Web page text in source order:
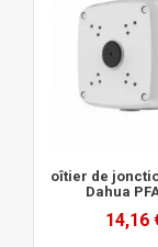
Boîtier de
Dahua
14,16